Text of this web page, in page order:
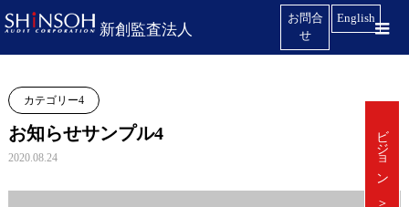
新創監査法人
English
お問合
せ
カテゴリー4
お知らせサンプル4
2020.08.24 ビジョン ＞